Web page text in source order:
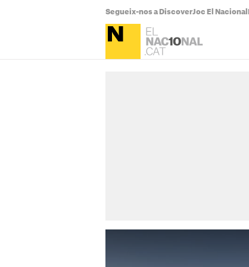
Segueix-nos a DiscoverJoc El Nacional